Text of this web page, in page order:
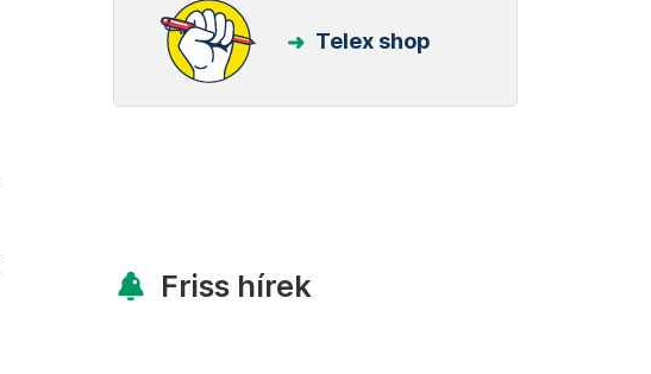
Telex shop
Friss hírek